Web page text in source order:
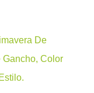
De
Gancho, Color